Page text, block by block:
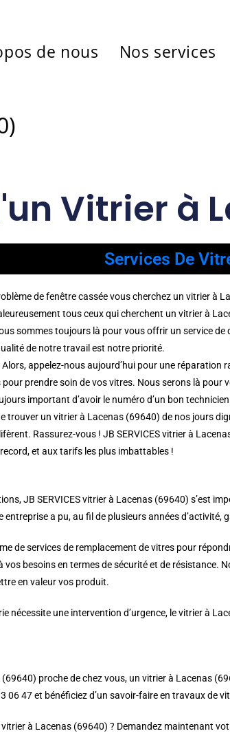
de nous Nos services
Vitrier à
Services De
de fenêtre cassée vous cherchez un vitrier à
tous ceux qui cherchent un vitrier à
sommes toujours là pour vous offrir un service
de notre travail est notre priorité.
appelez-nous aujourd’hui pour une réparation
prendre soin de vos vitres. Nous serons là
important d’avoir le numéro d’un bon
trouver un vitrier à Lacenas (69640) de nos jours
Rassurez-vous ! JB SERVICES vitrier à
et aux tarifs les plus imbattables !
JB SERVICES vitrier à Lacenas (69640) s’est
a pu, au fil de plusieurs années
de services de remplacement de vitres pour
besoins en termes de sécurité et de résistance.
en valeur vos produit.
nécessite une intervention d’urgence, le vitrier à
proche de chez vous, un vitrier à Lacenas
06 47 et bénéficiez d’un savoir-faire en travaux de
à Lacenas (69640) ? Demandez maintenant